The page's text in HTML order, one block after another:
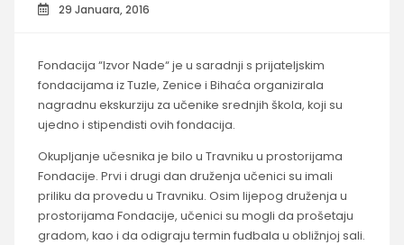
29 Januara, 2016
Fondacija “Izvor Nade“ je u saradnji s prijateljskim
fondacijama iz Tuzle, Zenice i Bihaća organizirala
nagradnu ekskurziju za učenike srednjih škola, koji su
ujedno i stipendisti ovih fondacija.
Okupljanje učesnika je bilo u Travniku u prostorijama
Fondacije. Prvi i drugi dan druženja učenici su imali
priliku da provedu u Travniku. Osim lijepog druženja u
prostorijama Fondacije, učenici su mogli da prošetaju
gradom, kao i da odigraju termin fudbala u obližnjoj sali.